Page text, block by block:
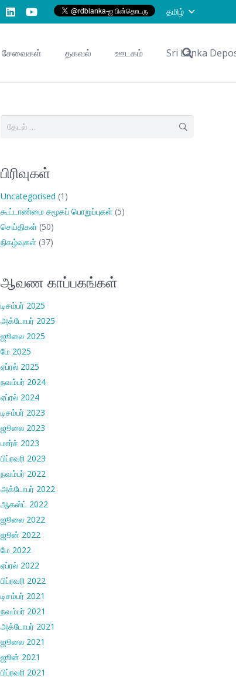
தமிழ்
சேவைகள் தகவல் ஊடகம் Sri Lanka
இதற்காகத்
பிரிவுகள்
Uncategorised (1)
கூட்டாண்மை சமூகப் பொறுப்புகள்(5)
செய்திகள்(50)
நிகழ்வுகள்(37)
ஆவண காப்பகங்கள்
டிசம்பர் 2025
அக்டோபர் 2025
ஜூலை 2025
மே 2025
ஏப்ரல் 2025
நவம்பர் 2024
ஏப்ரல் 2024
டிசம்பர் 2023
ஜூலை 2023
மார்ச் 2023
பிப்ரவரி 2023
நவம்பர் 2022
அக்டோபர் 2022
ஆகஸ்ட் 2022
ஜூலை 2022
ஜூன் 2022
மே 2022
ஏப்ரல் 2022
பிப்ரவரி 2022
டிசம்பர் 2021
நவம்பர் 2021
அக்டோபர் 2021
ஜூலை 2021
ஜூன் 2021
பிப்ரவரி 2021